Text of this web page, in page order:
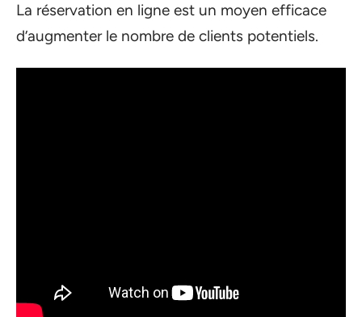
La réservation en ligne est un moyen efficace
d’augmenter le nombre de clients potentiels.